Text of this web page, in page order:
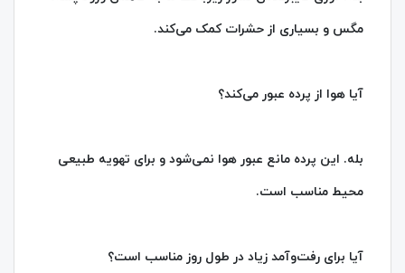
مگس و بسیاری از حشرات کمک می‌کند.
آیا هوا از پرده عبور می‌کند؟
بله. این پرده مانع عبور هوا نمی‌شود و برای تهویه طبیعی
محیط مناسب است.
آیا برای رفت‌وآمد زیاد در طول روز مناسب است؟